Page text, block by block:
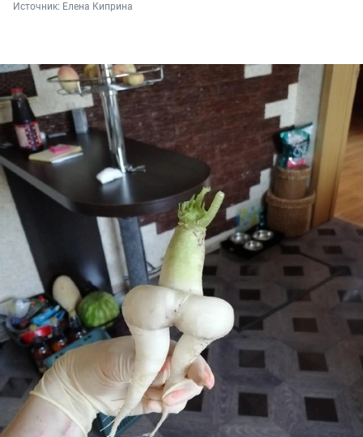
Источник: Елена Киприна